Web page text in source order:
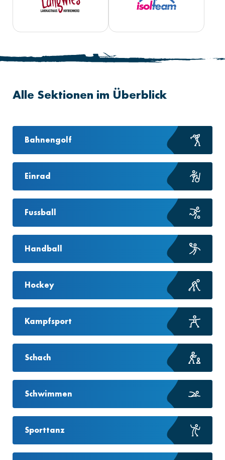
Alle Sektionen im Überblick
Bahnengolf
Einrad
Fussball
Handball
Hockey
Kampfsport
Schach
Schwimmen
Sporttanz